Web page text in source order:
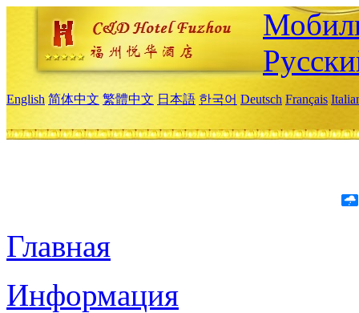
English 简体中文 繁體中文 日本語 한국어 Deutsch Français
Главная
Информация